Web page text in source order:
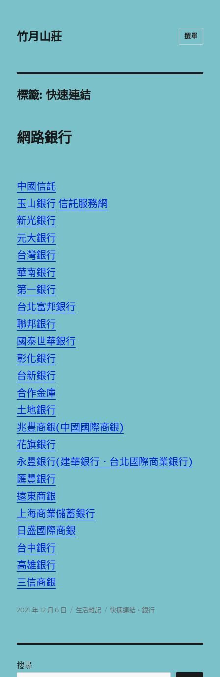
竹月山莊 選單
標籤:快速連結
網路銀行
中國信託
玉山銀行 信託服務網
新光銀行
元大銀行
台灣銀行
華南銀行
第一銀行
台北富邦銀行
聯邦銀行
國泰世華銀行
彰化銀行
台新銀行
合作金庫
土地銀行
兆豐商銀(中國國際商銀)
花旗銀行
永豐銀行(建華銀行．台北國際商業銀行)
匯豐銀行
遠東商銀
上海商業儲蓄銀行
日盛國際商銀
台中銀行
高雄銀行
三信商銀
發
2021 年 12 月 6 日
分
生活雜記
標
快速連結 、銀行
搜尋